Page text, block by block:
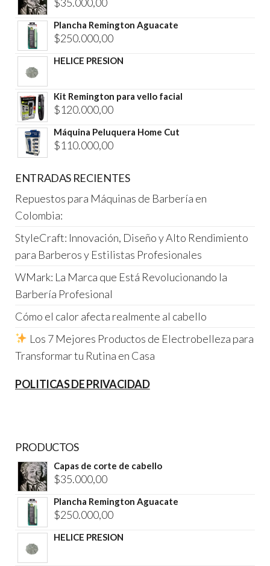
Plancha Remington Aguacate
$250.000,00
HELICE PRESION
Kit Remington para vello facial
$120.000,00
Máquina Peluquera Home Cut
$110.000,00
ENTRADAS RECIENTES
Repuestos para Máquinas de Barbería en
Colombia:
StyleCraft: Innovación, Diseño y Alto Rendimiento
para Barberos y Estilistas Profesionales
WMark: La Marca que Está Revolucionando la
Barbería Profesional
Cómo el calor afecta realmente al cabello
Los 7 Mejores Productos de Electrobelleza para
Transformar tu Rutina en Casa
POLITICAS DE PRIVACIDAD
PRODUCTOS
Capas de corte de cabello
$35.000,00
Plancha Remington Aguacate
$250.000,00
HELICE PRESION